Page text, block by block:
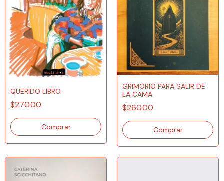
QUERIDO LIBRO
$270.00
GRIMORIO PARA SALIR DE
LA CAMA
$260.00